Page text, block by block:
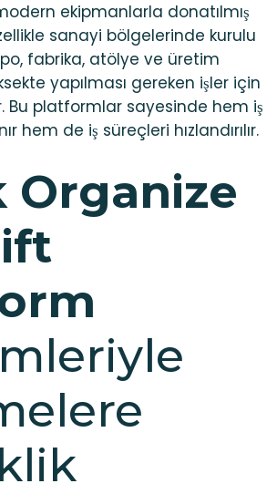
ekipmanlarla donatılmış
sanayi bölgelerinde kurulu
fabrika, atölye ve üretim
yapılması gereken işler için
Bu platformlar sayesinde hem iş
hem de iş süreçleri hızlandırılır.
Organize